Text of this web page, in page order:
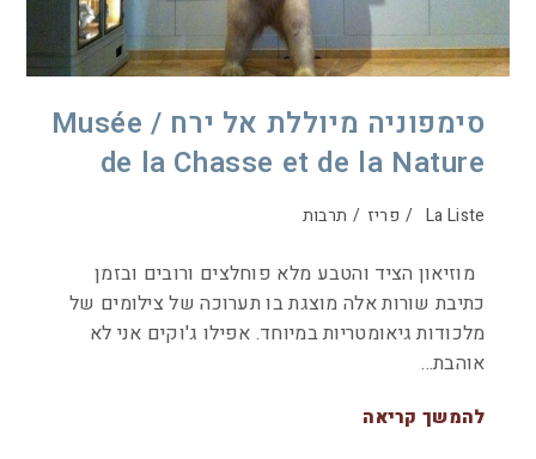
סימפוניה מיוללת אל ירח / Musée
de la Chasse et de la Nature
La Liste
/ פריז / תרבות
מוזיאון הציד והטבע מלא פוחלצים ורובים ובזמן
כתיבת שורות אלה מוצגת בו תערוכה של צילומים של
מלכודות גיאומטריות במיוחד. אפילו ג'וקים אני לא
אוהבת…
להמשך קריאה